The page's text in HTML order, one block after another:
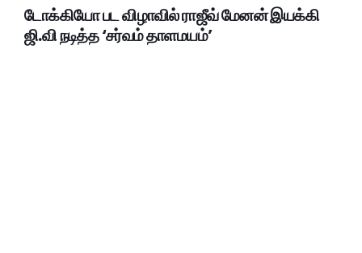
டோக்கியோ பட விழாவில் ராஜீவ் மேனன் இயக்கி
ஜி.வி நடித்த ‘சர்வம் தாளமயம்’